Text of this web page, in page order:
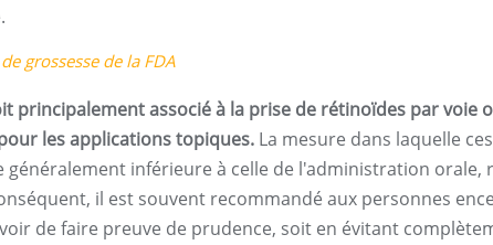
grossesse de la FDA
principalement associé à la prise de rétinoïdes par voie
les applications topiques. La mesure dans laquelle
généralement inférieure à celle de l'administration orale,
il est souvent recommandé aux personnes
de faire preuve de prudence, soit en évitant